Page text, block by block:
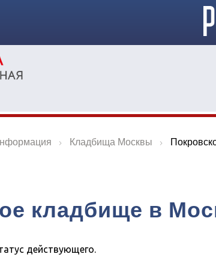
Кладбища Москвы
кладбище в
действующего.